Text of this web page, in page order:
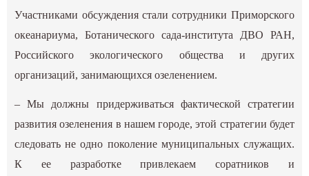
Участниками обсуждения стали сотрудники Приморского
океанариума, Ботанического сада-института ДВО РАН,
Российского экологического общества и других
организаций, занимающихся озеленением.
– Мы должны придерживаться фактической стратегии
развития озеленения в нашем городе, этой стратегии будет
следовать не одно поколение муниципальных служащих.
К ее разработке привлекаем соратников и